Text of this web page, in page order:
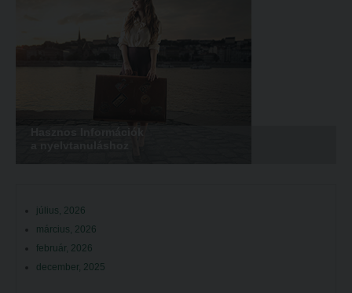
július, 2026
március, 2026
február, 2026
december, 2025